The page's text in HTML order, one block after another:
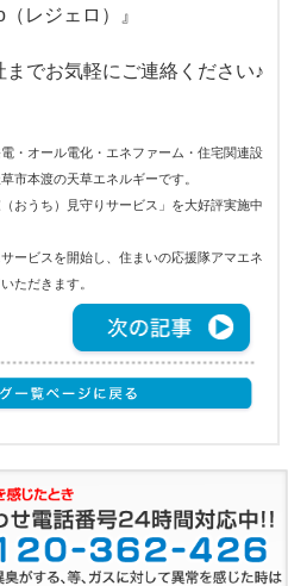
レジェロ）』
でお気軽にご連絡ください♪
・オール電化・エネファーム・住宅関連設
市本渡の天草エネルギーです。
おうち）見守りサービス」を大好評実施中
ービスを開始し、住まいの応援隊アマエネ
ただきます。